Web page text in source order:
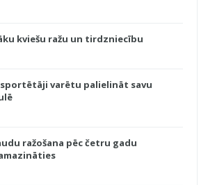
kviešu ražu un tirdzniecību
varētu palielināt savu
ražošana pēc četru gadu